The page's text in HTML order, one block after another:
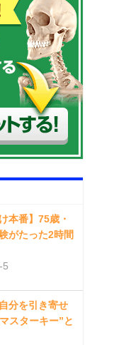
本番】75歳・
がたった2時間
5
分を引き寄せ
スターキー”と